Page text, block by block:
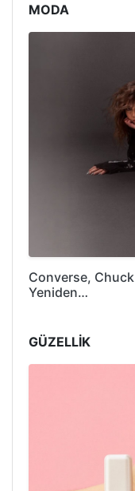
MODA
Converse, Chuck
Yeniden…
GÜZELLİK